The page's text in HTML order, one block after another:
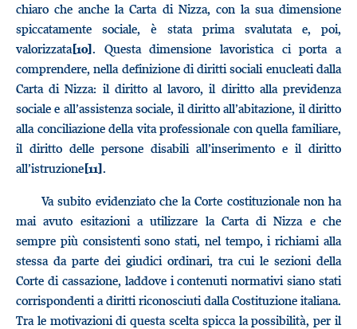
chiaro che anche la Carta di Nizza, con la sua dimensione
spiccatamente sociale, è stata prima svalutata e, poi,
valorizzata[10]. Questa dimensione lavoristica ci porta a
comprendere, nella definizione di diritti sociali enucleati dalla
Carta di Nizza: il diritto al lavoro, il diritto alla previdenza
sociale e all’assistenza sociale, il diritto all’abitazione, il diritto
alla conciliazione della vita professionale con quella familiare,
il diritto delle persone disabili all’inserimento e il diritto
all’istruzione[11].
Va subito evidenziato che la Corte costituzionale non ha
mai avuto esitazioni a utilizzare la Carta di Nizza e che
sempre più consistenti sono stati, nel tempo, i richiami alla
stessa da parte dei giudici ordinari, tra cui le sezioni della
Corte di cassazione, laddove i contenuti normativi siano stati
corrispondenti a diritti riconosciuti dalla Costituzione italiana.
Tra le motivazioni di questa scelta spicca la possibilità, per il